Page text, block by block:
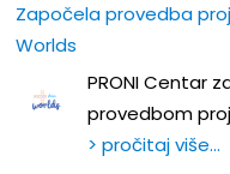
Započela provedba
Worlds
PRONI Centar
provedbom
> pročitaj više…